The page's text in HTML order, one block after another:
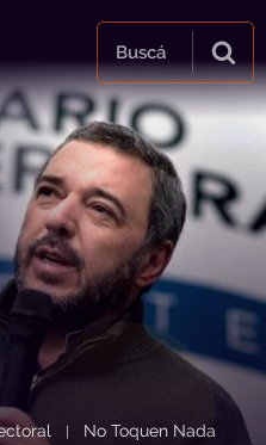
Buscá
No Toquen Nada